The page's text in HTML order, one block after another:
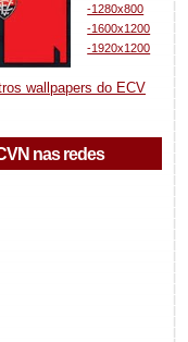
-1280x800
-1600x1200
-1920x1200
wallpapers do ECV
nas redes